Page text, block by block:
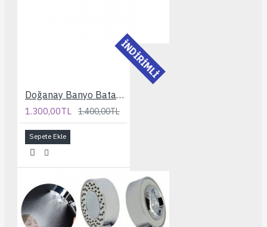
İNDİRİMLİ
Doğanay Banyo Bataryası
1.300,00TL 1.400,00TL
Sepete Ekle